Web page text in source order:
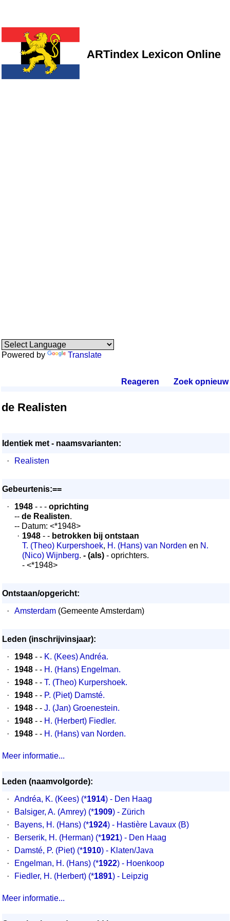
ARTindex Lexicon Online
Powered by Translate
Reageren Zoek opnieuw.
de Realisten
Identiek met - naamsvarianten:
·
Realisten
Gebeurtenis:==
·
1948 - - - oprichting
-- de Realisten.
-- Datum: <*1948>
· 1948 - - betrokken bij ontstaan
T. (Theo) Kurpershoek, H. (Hans) van Norden en N.
(Nico) Wijnberg. - (als) - oprichters.
- <*1948>
Ontstaan/opgericht:
·
Amsterdam (Gemeente Amsterdam)
Leden (inschrijvinsjaar):
·
1948 - - K. (Kees) Andréa.
·
1948 - - H. (Hans) Engelman.
·
1948 - - T. (Theo) Kurpershoek.
·
1948 - - P. (Piet) Damsté.
·
1948 - - J. (Jan) Groenestein.
·
1948 - - H. (Herbert) Fiedler.
·
1948 - - H. (Hans) van Norden.
Meer informatie...
Leden (naamvolgorde):
·
Andréa, K. (Kees) (*1914) - Den Haag
·
Balsiger, A. (Amrey) (*1909) - Zürich
·
Bayens, H. (Hans) (*1924) - Hastière Lavaux (B)
·
Berserik, H. (Herman) (*1921) - Den Haag
·
Damsté, P. (Piet) (*1910) - Klaten/Java
·
Engelman, H. (Hans) (*1922) - Hoenkoop
·
Fiedler, H. (Herbert) (*1891) - Leipzig
Meer informatie...